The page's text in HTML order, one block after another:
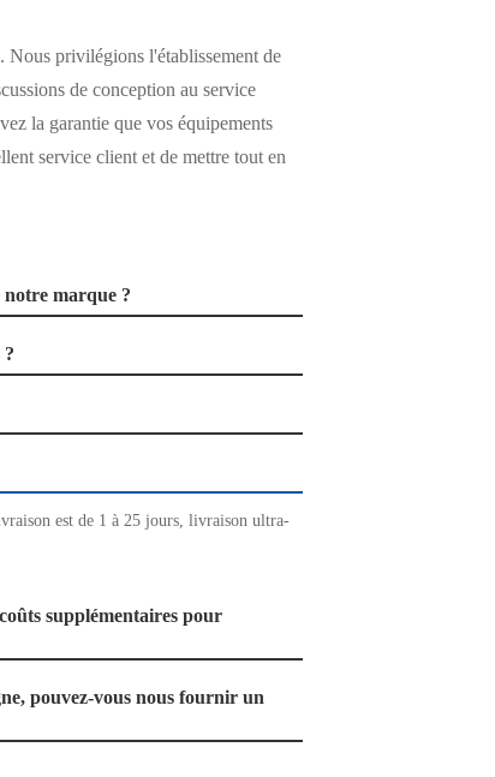
Nous privilégions l'établissement de
de conception au service
la garantie que vos équipements
service client et de mettre tout en
notre marque ?
?
est de 1 à 25 jours, livraison ultra-
supplémentaires pour
pouvez-vous nous fournir un